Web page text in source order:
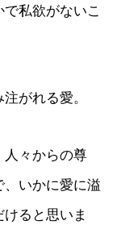
私欲がないこ
がれる愛。
人々からの尊
いかに愛に溢
ると思いま